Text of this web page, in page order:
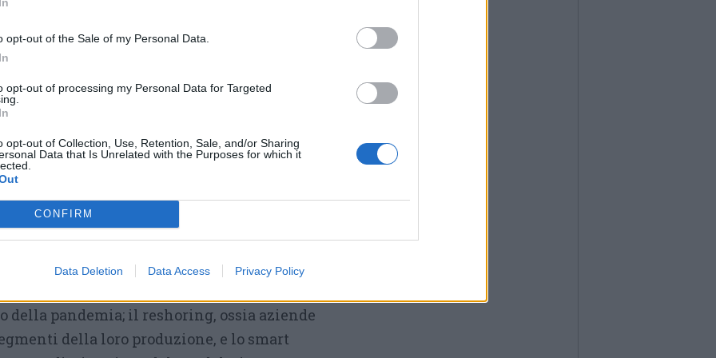
opt-out of the Sale of my Personal Data.
opt-out of processing my Personal Data for Targeted
opt-out of Collection, Use, Retention, Sale, and/or Sharing
Data that Is Unrelated with the Purposes for which it
CONFIRM
Data Deletion Data Access Privacy Policy
sociali, anche laddove normalmente
in quest’ottica, governare diventa
cioè di creare relazioni, comunità (al
e di inclusione, di valorizzazione del
non solo economico-finanziario. Una città,
per tutti, anche per chi fa business,
consumare risorse».
Legnano, città di 60mila abitanti, ai
progetti che stiamo realizzando sono
che stiamo costruendo seguendo le tre
che chiede un’Europa più inclusiva,
analizzato fenomeni in atto nel
della pandemia; il reshoring, ossia aziende
della loro produzione, e lo smart